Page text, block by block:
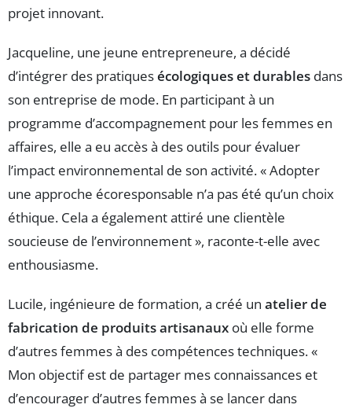
projet innovant.
Jacqueline, une jeune entrepreneure, a décidé
d’intégrer des pratiquesécologiques et durables dans
son entreprise de mode. En participant à un
programme d’accompagnement pour les femmes en
affaires, elle a eu accès à des outils pour évaluer
l’impact environnemental de son activité. « Adopter
une approche écoresponsable n’a pas été qu’un choix
éthique. Cela a également attiré une clientèle
soucieuse de l’environnement », raconte-t-elle avec
enthousiasme.
Lucile, ingénieure de formation, a créé un atelier de
fabrication de produits artisanaux où elle forme
d’autres femmes à des compétences techniques. «
Mon objectif est de partager mes connaissances et
d’encourager d’autres femmes à se lancer dans